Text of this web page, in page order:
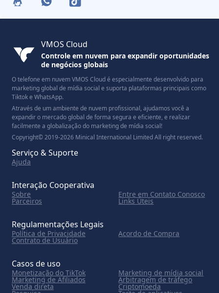
VMOS Cloud
Controle em nuvem para expandir oportunidades
de negócios globais
O telefone em nuvem VMOS Cloud é especialmente desenvolvido para
marketing global de mídia social e suporta plataformas principais como
Tiktok e WhatsApp.
Através de um ambiente de nuvem profissional, ajudamos você a
expandir o mercado global de forma segura e eficiente, e realizar
facilmente a globalização do marketing de mídia social!
Copyright© 2019-2026 Minical International Limited All right reserved.
Serviço & Suporte
Ajuda
Interação Cooperativa
Sobre Entre em Contato Conosco
Parceiros Links Úteis
Regulamentações Legais
Política de Privacidade Acordo de Compra
Contrato de Usuário
Casos de uso
Monetização do TikTok Marketing de mídia social
Marketing de Afiliados Arbitragem de tráfego
Venda direta Criptomoeda